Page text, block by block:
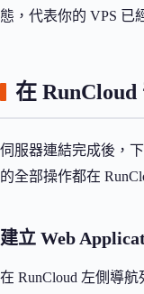
態，代表你的 VPS 已
在 RunCloud
伺服器連結完成後，
的全部操作都在
建立 Web
在 RunCloud 左側導